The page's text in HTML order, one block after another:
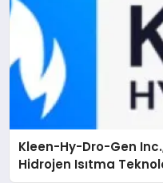
Kleen-Hy-Dro-Gen
Hidrojen Isıtma